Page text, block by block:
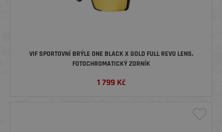
VIF SPORTOVNÍ BRÝLE ONE BLACK X GOLD FULL REVO LENS,
FOTOCHROMATICKÝ ZORNÍK
1 799Kč